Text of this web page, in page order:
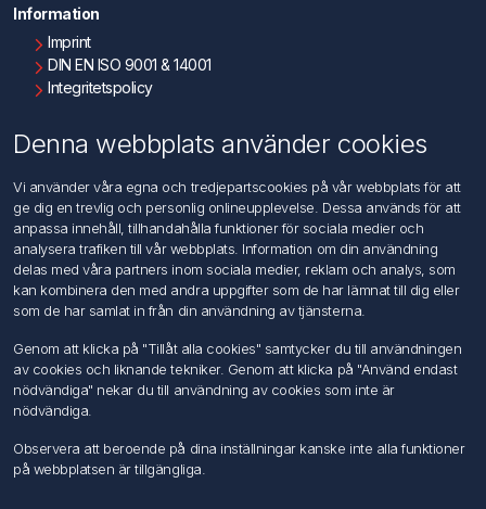
Information
Imprint
DIN EN ISO 9001 & 14001
Integritetspolicy
Kontakta oss
Kundtjänst
Sök
Mitt konto
Mina ordrar
Mina adresser
Följ oss
Denna webbplats använder cookies
Vi använder våra egna och tredjepartscookies på vår webbplats för att
ge dig en trevlig och personlig onlineupplevelse. Dessa används för att
anpassa innehåll, tillhandahålla funktioner för sociala medier och
analysera trafiken till vår webbplats. Information om din användning
delas med våra partners inom sociala medier, reklam och analys, som
kan kombinera den med andra uppgifter som de har lämnat till dig eller
som de har samlat in från din användning av tjänsterna.
Genom att klicka på "Tillåt alla cookies" samtycker du till användningen
av cookies och liknande tekniker. Genom att klicka på "Använd endast
nödvändiga" nekar du till användning av cookies som inte är
nödvändiga.
Observera att beroende på dina inställningar kanske inte alla funktioner
på webbplatsen är tillgängliga.